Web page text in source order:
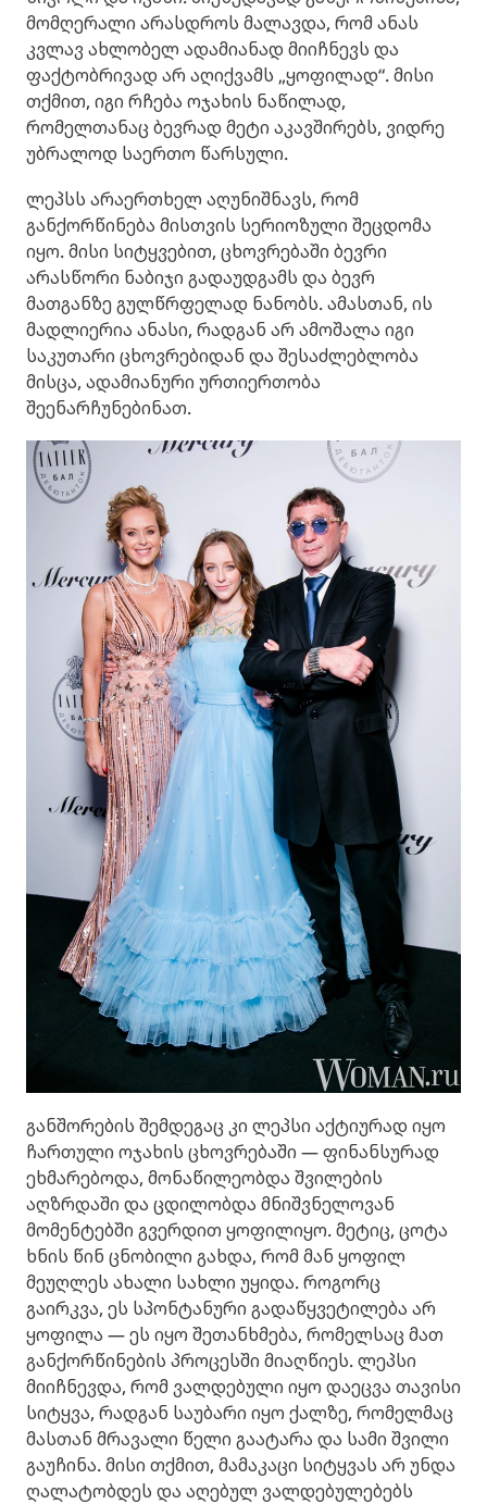
მომღერალი არასდროს მალავდა, რომ ანას
კვლავ ახლობელ ადამიანად მიიჩნევს და
ფაქტობრივად არ აღიქვამს „ყოფილად“. მისი
თქმით, იგი რჩება ოჯახის ნაწილად,
რომელთანაც ბევრად მეტი აკავშირებს, ვიდრე
უბრალოდ საერთო წარსული.
ლეპსს არაერთხელ აღუნიშნავს, რომ
განქორწინება მისთვის სერიოზული შეცდომა
იყო. მისი სიტყვებით, ცხოვრებაში ბევრი
არასწორი ნაბიჯი გადაუდგამს და ბევრ
მათგანზე გულწრფელად ნანობს. ამასთან, ის
მადლიერია ანასი, რადგან არ ამოშალა იგი
საკუთარი ცხოვრებიდან და შესაძლებლობა
მისცა, ადამიანური ურთიერთობა
შეენარჩუნებინათ.
განშორების შემდეგაც კი ლეპსი აქტიურად იყო
ჩართული ოჯახის ცხოვრებაში — ფინანსურად
ეხმარებოდა, მონაწილეობდა შვილების
აღზრდაში და ცდილობდა მნიშვნელოვან
მომენტებში გვერდით ყოფილიყო. მეტიც, ცოტა
ხნის წინ ცნობილი გახდა, რომ მან ყოფილ
მეუღლეს ახალი სახლი უყიდა. როგორც
გაირკვა, ეს სპონტანური გადაწყვეტილება არ
ყოფილა — ეს იყო შეთანხმება, რომელსაც მათ
განქორწინების პროცესში მიაღწიეს. ლეპსი
მიიჩნევდა, რომ ვალდებული იყო დაეცვა თავისი
სიტყვა, რადგან საუბარი იყო ქალზე, რომელმაც
მასთან მრავალი წელი გაატარა და სამი შვილი
გაუჩინა. მისი თქმით, მამაკაცი სიტყვას არ უნდა
ღალატობდეს და აღებულ ვალდებულებებს